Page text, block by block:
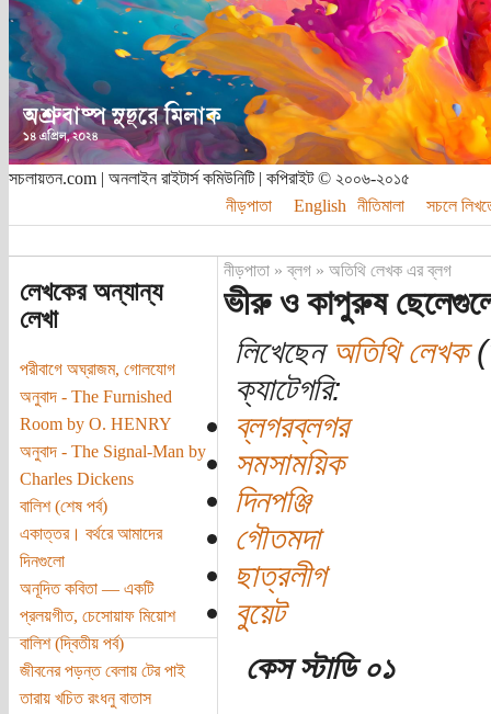
সচলায়তন.com | অনলাইন রাইটার্স কমিউনিটি | কপিরাইট © ২০০৬-২০১৫
নীড়পাতা
English নীতিমালা সচলে
লেখকের অন্যান্য
লেখা
পরীবাগে অঘ্রাজম, গোলযোগ
অনুবাদ - The Furnished
Room by O. HENRY
অনুবাদ - The Signal-Man by
Charles Dickens
বালিশ (শেষ পর্ব)
একাত্তর। বর্থরে আমাদের
দিনগুলো
অনূদিত কবিতা — একটি
প্রলয়গীত, চেসোয়াফ মিয়োশ
বালিশ (দ্বিতীয় পর্ব)
জীবনের পড়ন্ত বেলায় টের পাই
তারায় খচিত রংধনু বাতাস
নীড়পাতা»ব্লগ» অতিথি লেখক এর ব্লগ
ভীরু ও কাপুরুষ
লিখেছেন অতিথি লেখক
ক্যাটেগরি:
ব্লগরব্লগর
সমসাময়িক
দিনপঞ্জি
গৌতমদা
ছাত্রলীগ
বুয়েট
কেস স্টাডি ০১